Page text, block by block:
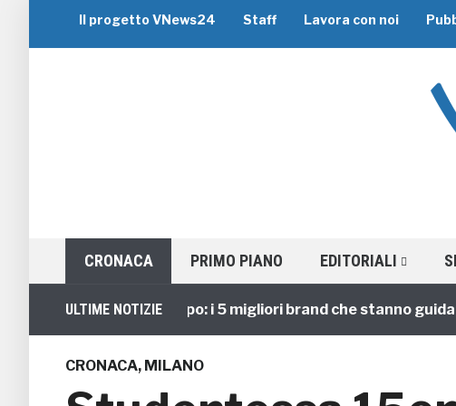
Il progetto VNews24 Staff Lavora con noi
CRONACA PRIMO PIANO EDITORIALI
ULTIME NOTIZIE
Viaggi di Gruppo: i 5 migliori brand che stanno guidando
CRONACA, MILANO